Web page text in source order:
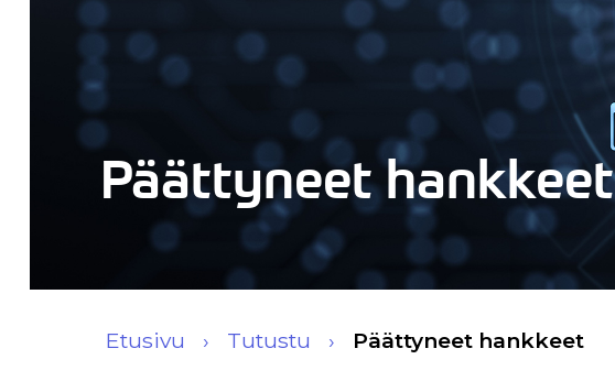
Päättyneet hankkeet
Etusivu Tutustu Päättyneet hankkeet